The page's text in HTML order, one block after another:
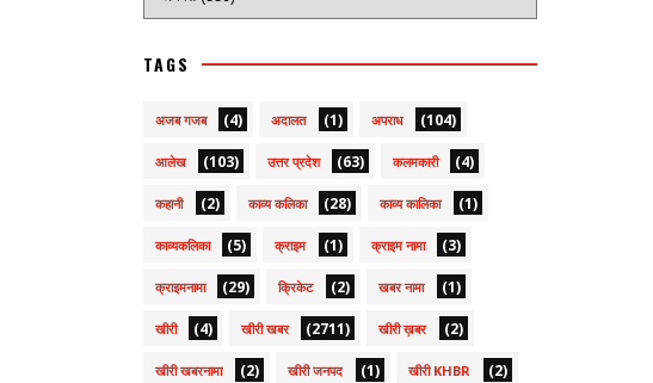
TAGS
अजब गजब (4) अदालत (1) अपराध (104)
आलेख (103) उत्तर प्रदेश (63) कलमकारी (4)
कहानी (2) काव्य कलिका (28) काव्य कालिका (1)
काव्यकलिका (5) क्राइम (1) क्राइम नामा (3)
क्राइमनामा (29) क्रिकेट (2) खबर नामा (1)
खीरी (4) खीरी खबर (2711) खीरी ख़बर (2)
खीरी खबरनामा (2) खीरी जनपद (1) खीरी KHBR (2)